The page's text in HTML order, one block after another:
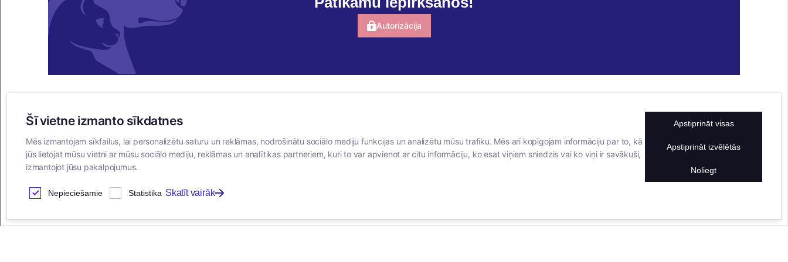
Autorizācija
E-VEIKALS
Iegādes noteikumi
Privātuma politika
Sīkdatņu noteikumi
Par mums
Vakances
facebook
linkedIn
KONTAKTINFORMĀCIJA
TĀLRUNIS
+371 25911816
info@bertasnams.lv
Šī vietne izmanto sīkdatnes
Mēs izmantojam sīkfailus, lai personalizētu saturu un reklāmas, nodrošinātu sociālo mediju funkcijas un analizētu mūsu trafiku. Mēs arī kopīgojam informāciju par to, kā
jūs lietojat mūsu vietni ar mūsu sociālo mediju, reklāmas un analītikas partneriem, kuri to var apvienot ar citu informāciju, ko esat viņiem sniedzis vai ko viņi ir savākuši,
izmantojot jūsu pakalpojumus.
Nepieciešamie Statistika Skatīt vairāk
Apstiprināt visas
Apstiprināt izvēlētās
Noliegt